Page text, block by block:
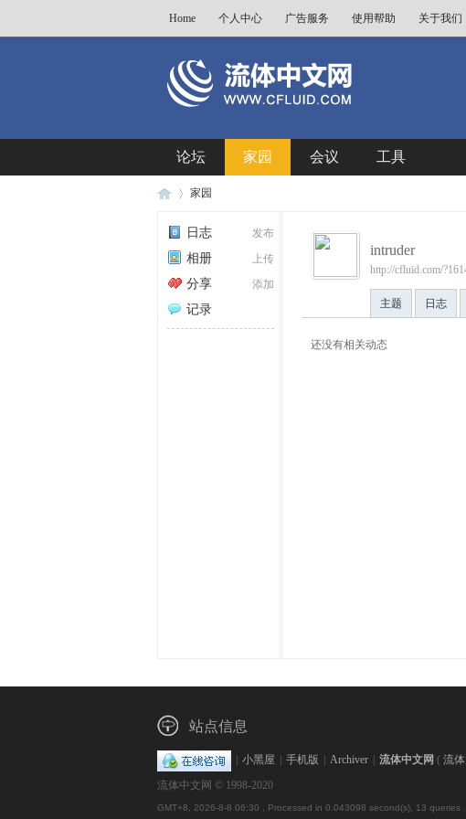
Home 个人中心 广告服务 使用帮助 关于我们
论坛 家园 会议 工具
家园
发布
日志
上传
相册
添加
分享
记录
intruder
http://cfluid.com/
主题 日志
还没有相关动态
站点信息
小黑屋 手机版 Archiver 流体中文网 ( 流
流体中文网 © 1998-2020
GMT+8, 2026-8-8 06:30 , Processed in 0.043098 second(s), 13 queries .